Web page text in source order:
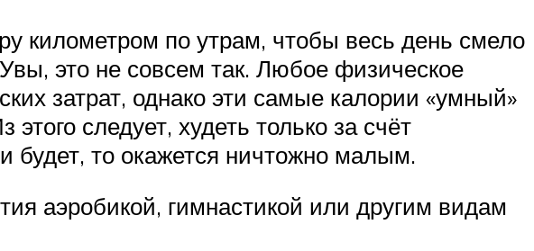
километром по утрам, чтобы весь день смело
это не совсем так. Любое физическое
затрат, однако эти самые калории «умный»
следует, худеть только за счёт
будет, то окажется ничтожно малым.
аэробикой, гимнастикой или другим видам